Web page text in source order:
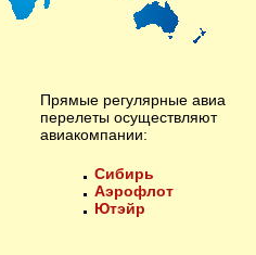
Прямые регулярные авиа
перелеты осуществляют
авиакомпании:
Сибирь
Аэрофлот
Ютэйр